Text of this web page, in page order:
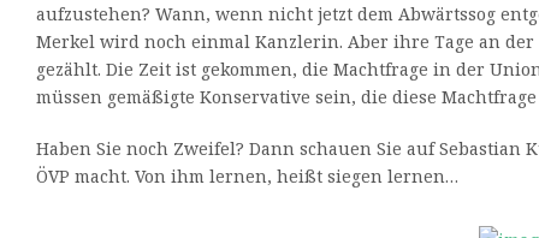
aufzustehen? Wann, wenn nicht jetzt dem Abwärtssog
Merkel wird noch einmal Kanzlerin. Aber ihre Tage an der
gezählt. Die Zeit ist gekommen, die Machtfrage in der
müssen gemäßigte Konservative sein, die diese
Haben Sie noch Zweifel? Dann schauen Sie auf Sebastian
ÖVP macht. Von ihm lernen, heißt siegen lernen…